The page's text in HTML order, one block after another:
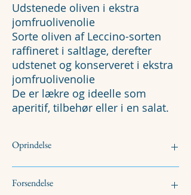
Udstenede oliven i ekstra
jomfruolivenolie
Sorte oliven af Leccino-sorten
raffineret i saltlage, derefter
udstenet og konserveret i ekstra
jomfruolivenolie
De er lækre og ideelle som
aperitif, tilbehør eller i en salat.
Oprindelse
Forsendelse